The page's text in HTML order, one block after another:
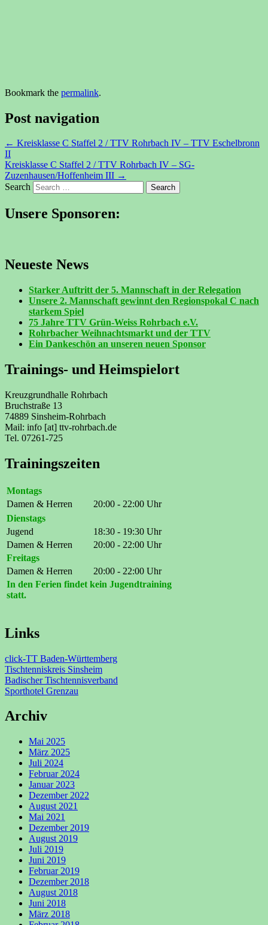
Bookmark the permalink.
Post navigation
← Kreisklasse C Staffel 2 / TTV Rohrbach IV – TTV Eschelbronn
II
Kreisklasse C Staffel 2 / TTV Rohrbach IV – SG-
Zuzenhausen/Hoffenheim III →
Search
Unsere Sponsoren:
Neueste News
Starker Auftritt der 5. Mannschaft in der Relegation
Unsere 2. Mannschaft gewinnt den Regionspokal C nach
starkem Spiel
75 Jahre TTV Grün-Weiss Rohrbach e.V.
Rohrbacher Weihnachtsmarkt und der TTV
Ein Dankeschön an unseren neuen Sponsor
Trainings- und Heimspielort
Kreuzgrundhalle Rohrbach
Bruchstraße 13
74889 Sinsheim-Rohrbach
Mail: info [at] ttv-rohrbach.de
Tel. 07261-725
Trainingszeiten
Montags
Damen & Herren
20:00 - 22:00 Uhr
Dienstags
Jugend
18:30 - 19:30 Uhr
Damen & Herren
20:00 - 22:00 Uhr
Freitags
Damen & Herren
20:00 - 22:00 Uhr
In den Ferien findet kein Jugendtraining
statt.
Links
click-TT Baden-Württemberg
Tischtenniskreis Sinsheim
Badischer Tischtennisverband
Sporthotel Grenzau
Archiv
Mai 2025
März 2025
Juli 2024
Februar 2024
Januar 2023
Dezember 2022
August 2021
Mai 2021
Dezember 2019
August 2019
Juli 2019
Juni 2019
Februar 2019
Dezember 2018
August 2018
Juni 2018
März 2018